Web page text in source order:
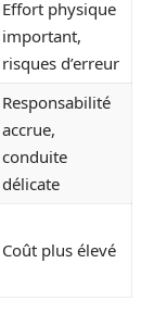
Effort physique
important,
risques d’erreur
Responsabilité
accrue,
conduite
délicate
Coût plus élevé